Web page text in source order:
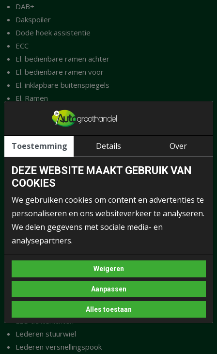
DAB+
Dakspoiler
Dode hoek assistentie
ECC
El. bedienbare ramen achter
El. bedienbare ramen voor
El. inklapbare buitenspiegels
El. Ramen
El. verstelbare buitenspiegels
El. verstelbare passagiersstoel
El. verwarmbare bestuurdersstoel
El. verwarmbare passagiersstoel
ESP
Grootlichtassistent
Handsfree bluetooth
Head-up Display
hemelbekleding donker
Hill hold
Hoofdsteunen achter
Keyless entry/start/stop
LED achterlichten
Lederen stuurwiel
Lederen versnellingspook
Toestemming Details Over
DEZE WEBSITE MAAKT GEBRUIK VAN
COOKIES
We gebruiken cookies om content en advertenties te
personaliseren en ons websiteverkeer te analyseren.
We delen gegevens met sociale media- en
analysepartners.
Weigeren
Aanpassen
Alles toestaan